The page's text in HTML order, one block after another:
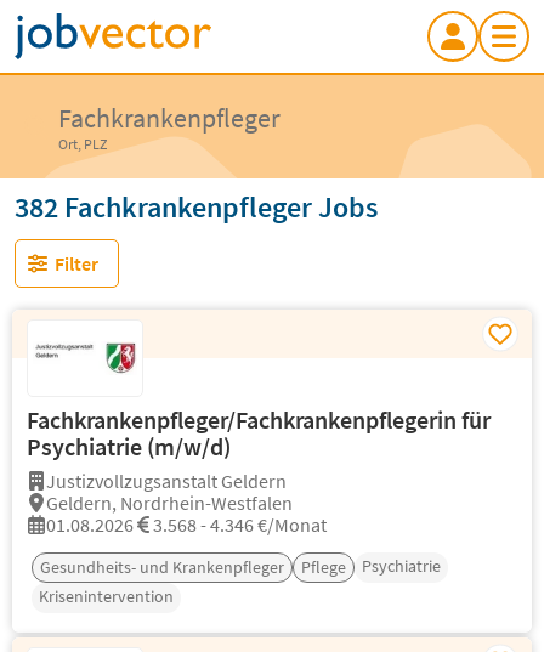
Fachkrankenpfleger
Ort, PLZ
382 Fachkrankenpfleger Jobs
Filter
Fachkrankenpfleger/Fachkrankenpflegerin für
Psychiatrie (m/w/d)
Justizvollzugsanstalt Geldern
Geldern, Nordrhein-Westfalen
01.08.2026
3.568 - 4.346 €/Monat
Gesundheits- und Krankenpfleger Pflege
Psychiatrie
Krisenintervention